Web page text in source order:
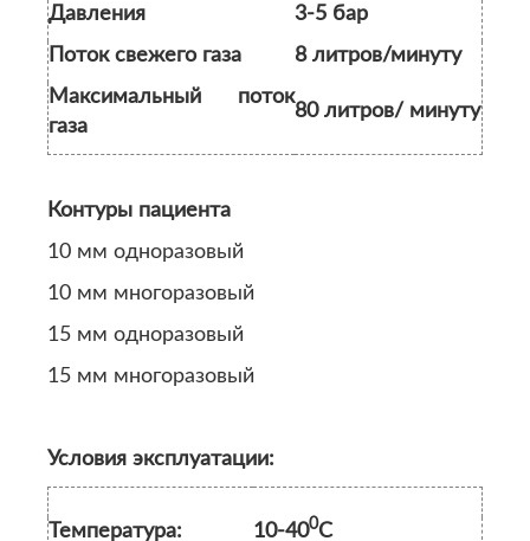
Давления
3-5 бар
Поток свежего газа
8 литров/минуту
Максимальный поток
газа
80 литров/ минуту
Контуры пациента
10 мм одноразовый
10 мм многоразовый
15 мм одноразовый
15 мм многоразовый
Условия эксплуатации:
Температура: 10-400С